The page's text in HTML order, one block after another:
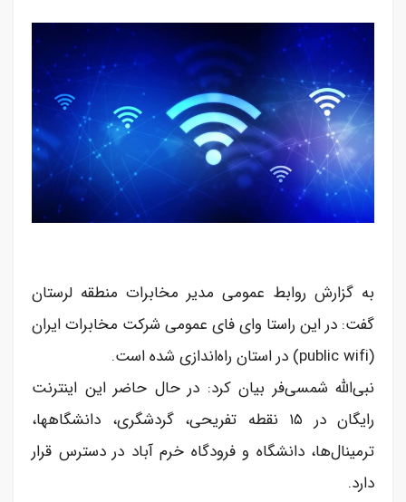
به گزارش روابط عمومی مدیر مخابرات منطقه لرستان
گفت: در این راستا وای فای عمومی شرکت مخابرات ایران
(public wifi) در استان راه‌اندازی شده است.
نبی‌الله شمسی‌فر بیان کرد: در حال حاضر این اینترنت
رایگان در ۱۵ نقطه تفریحی، گردشگری، دانشگاهها،
ترمینال‌ها، دانشگاه و فرودگاه خرم آباد در دسترس قرار
دارد.